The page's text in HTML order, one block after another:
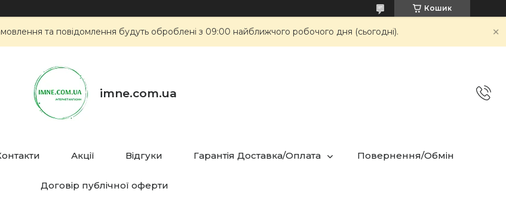
Кошик
та повідомлення будуть оброблені з 09:00 найближчого робочого дня (сьогодні).
imne.com.ua
Акції Відгуки Гарантія Доставка/Оплата Повернення/Обмін
Договір публічної оферти